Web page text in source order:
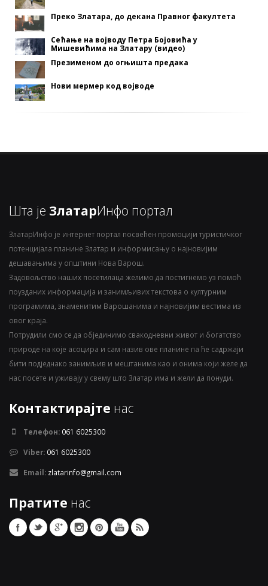
Преко Златара, до декана Правног факултета
Сећање на војводу Петра Бојовића у
Мишевићима на Златару (видео)
Презименом до огњишта предака
Нови мермер код војводе
Шта је ЗлатарИнфо портал
ЗлатарИнфо је интернет портал посвећен промоцији туристичког
потенцијала планине Златар и информисању о најновијим
дешавањима у општини Нова Варош.
Задовољство наших посетилаца желимо да постигнемо уз помоћ
поузданих информација и занимљивих текстова о културним
програмима, знаменитим Варошанима и најновијим вестима из
овог краја.
Потрудили смо се да објединимо свакодневни живот и богатство
природе на које асоцира и сам назив ове планине па ће садржаји
бити подједнако занимљив и мештанима као и онима који желе да
нас посете и уживају у свему што Златар има и жели да понуди.
Контактирајте нас
Телефон: 061 6025300
Viber: 061 6025300
Email: zlatarinfo@gmail.com
Пратите нас